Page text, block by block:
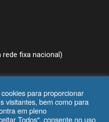
rede fixa nacional)
para proporcionar
visitantes, bem como para
em pleno
Todos", consente no uso